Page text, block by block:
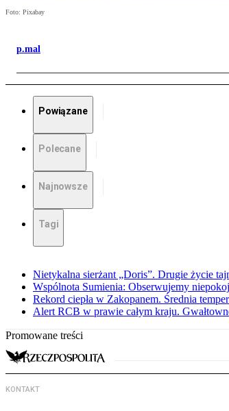
Foto: Pixabay
p.mal
Powiązane
Polecane
Najnowsze
Tagi
Nietykalna sierżant „Doris”. Drugie życie
Wspólnota Sumienia: Obserwujemy
Rekord ciepła w Zakopanem. Średnia
Alert RCB w prawie całym kraju.
Promowane treści
KONTAKT